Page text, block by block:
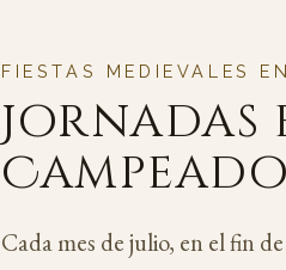
FIESTAS MEDIEVALES
Cada mes de julio, en el fin